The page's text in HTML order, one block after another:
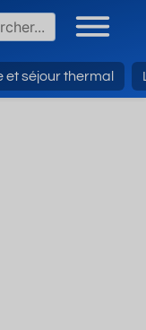
et séjour thermal